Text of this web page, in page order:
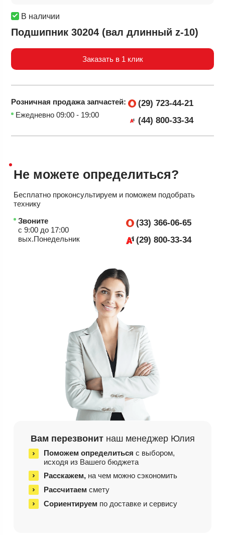
В наличии
Подшипник 30204 (вал длинный z-10)
Заказать в 1 клик
Розничная продажазапчастей:
Ежедневно 09:00 - 19:00
(29) 723-44-21
(44) 800-33-34
Не можете определиться?
Бесплатно проконсультируем и поможем подобрать
технику
Звоните
с 9:00 до 17:00
вых.Понедельник
(33) 366-06-65
(29) 800-33-34
Вам перезвонит наш менеджер Юлия
Поможем определитьсяс выбором,
исходя из Вашего бюджета
Расскажем, на чем можно сэкономить
Рассчитаемсмету
Сориентируем по доставке и сервису